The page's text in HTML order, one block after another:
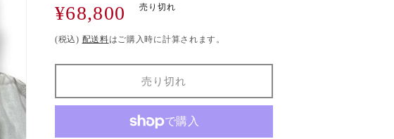
通
価
格
¥68,800 売り切れ
(税込) 配送料はご購入時に計算されます。
売り切れ